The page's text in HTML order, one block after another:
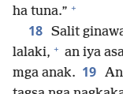
ha tuna.” +
18 Salit
lalaki, + an iya
mga anak. 19